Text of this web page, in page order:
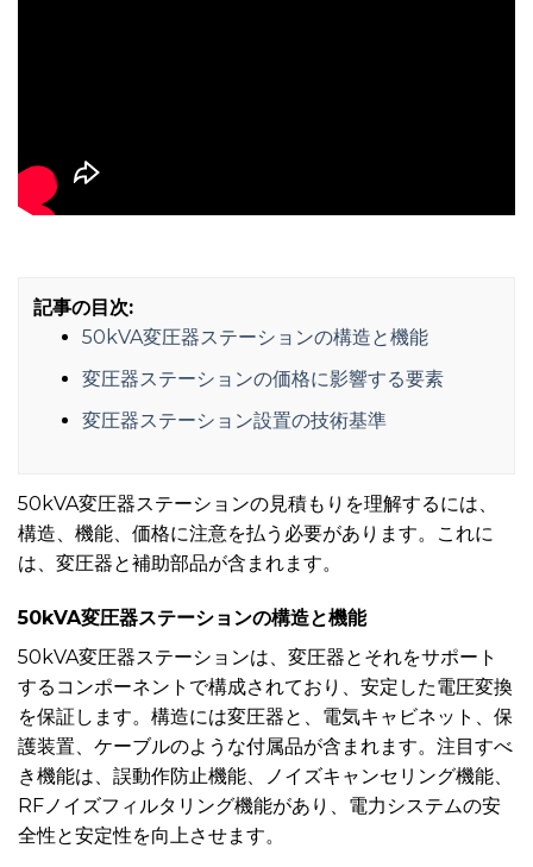
記事の目次:
50kVA変圧器ステーションの構造と機能
変圧器ステーションの価格に影響する要素
変圧器ステーション設置の技術基準
50kVA変圧器ステーションの見積もりを理解するには、
構造、機能、価格に注意を払う必要があります。これに
は、変圧器と補助部品が含まれます。
50kVA変圧器ステーションの構造と機能
50kVA変圧器ステーションは、変圧器とそれをサポート
するコンポーネントで構成されており、安定した電圧変換
を保証します。構造には変圧器と、電気キャビネット、保
護装置、ケーブルのような付属品が含まれます。注目すべ
き機能は、誤動作防止機能、ノイズキャンセリング機能、
RFノイズフィルタリング機能があり、電力システムの安
全性と安定性を向上させます。